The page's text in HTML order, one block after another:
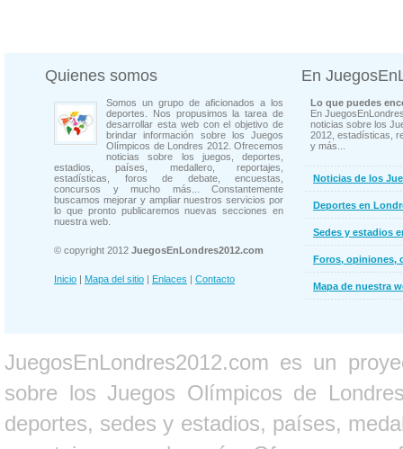
Quienes somos
Somos un grupo de aficionados a los
deportes. Nos propusimos la tarea de
desarrollar esta web con el objetivo de
brindar información sobre los Juegos
Olímpicos de Londres 2012. Ofrecemos
noticias sobre los juegos, deportes,
estadios, países, medallero, reportajes,
estadísticas, foros de debate, encuestas,
concursos y mucho más... Constantemente
buscamos mejorar y ampliar nuestros servicios por
lo que pronto publicaremos nuevas secciones en
nuestra web.
© copyright 2012 JuegosEnLondres2012.com
Inicio | Mapa del sitio | Enlaces | Contacto
En
Lo que puedes
En
noticias sobre los
2012, estadísticas,
y más...
Noticias de los
Deportes en
Sedes y estadios
Foros, opiniones,
Mapa de nuestra
JuegosEnLondres2012.com es un
sobre los Juegos Olímpicos de
deportes, sedes y estadios, países,